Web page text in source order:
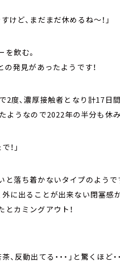
けど、まだまだ休めるね～！」
飲む。
の発見があったようです！
2度、濃厚接触者となり計17日
ようなので2022年の半分も休
！」
落ち着かないタイプのようで
に出ることが出来ない閉塞感
カミングアウト！
反動出てる・・・」と驚くほど・・